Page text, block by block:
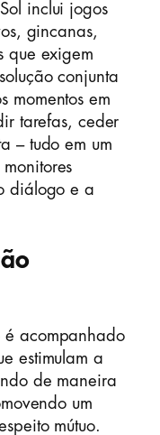
inclui jogos
gincanas,
que exigem
conjunta
momentos em
tarefas, ceder
– tudo em um
diálogo e a
é acompanhado
estimulam a
de maneira
um
mútuo.